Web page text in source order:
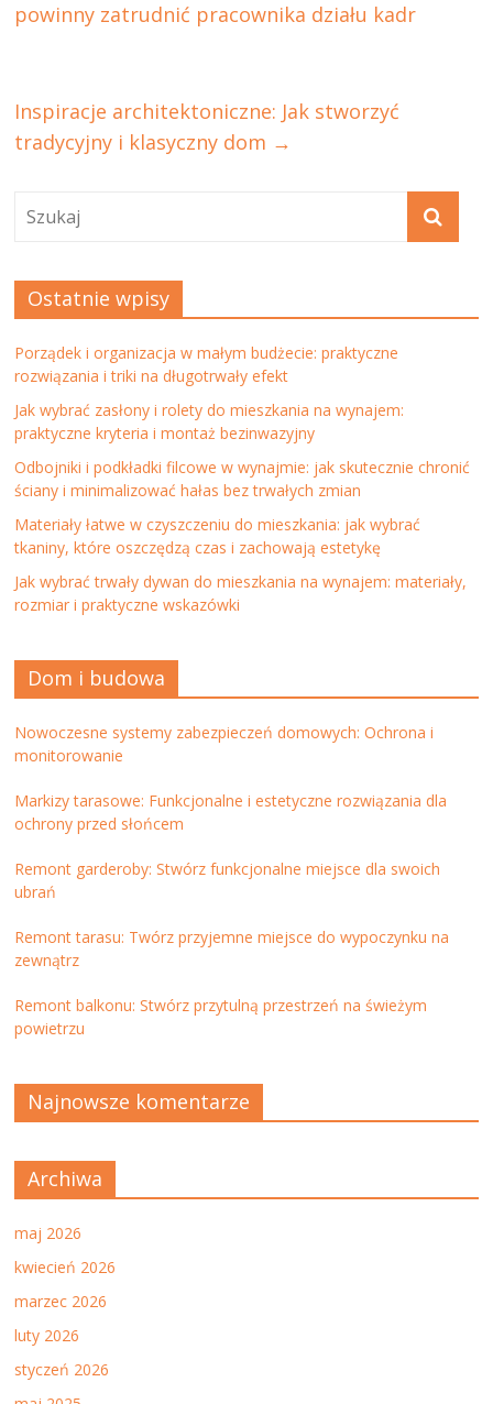
powinny zatrudnić pracownika działu kadr
Inspiracje architektoniczne: Jak stworzyć
tradycyjny i klasyczny dom →
Ostatnie wpisy
Porządek i organizacja w małym budżecie: praktyczne
rozwiązania i triki na długotrwały efekt
Jak wybrać zasłony i rolety do mieszkania na wynajem:
praktyczne kryteria i montaż bezinwazyjny
Odbojniki i podkładki filcowe w wynajmie: jak skutecznie chronić
ściany i minimalizować hałas bez trwałych zmian
Materiały łatwe w czyszczeniu do mieszkania: jak wybrać
tkaniny, które oszczędzą czas i zachowają estetykę
Jak wybrać trwały dywan do mieszkania na wynajem: materiały,
rozmiar i praktyczne wskazówki
Dom i budowa
Nowoczesne systemy zabezpieczeń domowych: Ochrona i
monitorowanie
Markizy tarasowe: Funkcjonalne i estetyczne rozwiązania dla
ochrony przed słońcem
Remont garderoby: Stwórz funkcjonalne miejsce dla swoich
ubrań
Remont tarasu: Twórz przyjemne miejsce do wypoczynku na
zewnątrz
Remont balkonu: Stwórz przytulną przestrzeń na świeżym
powietrzu
Najnowsze komentarze
Archiwa
maj 2026
kwiecień 2026
marzec 2026
luty 2026
styczeń 2026